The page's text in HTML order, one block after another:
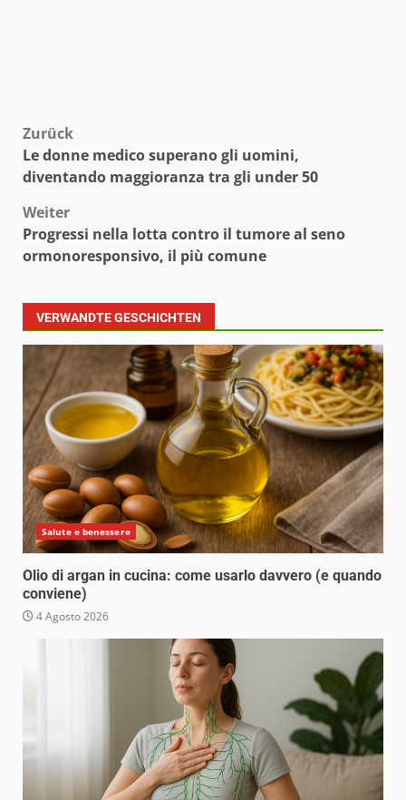
Beitragsnavigation
Zurück
Le donne medico superano gli uomini,
diventando maggioranza tra gli under 50
Weiter
Progressi nella lotta contro il tumore al seno
ormonoresponsivo, il più comune
VERWANDTE GESCHICHTEN
Salute e benessere
Olio di argan in cucina: come usarlo davvero (e quando
conviene)
4 Agosto 2026